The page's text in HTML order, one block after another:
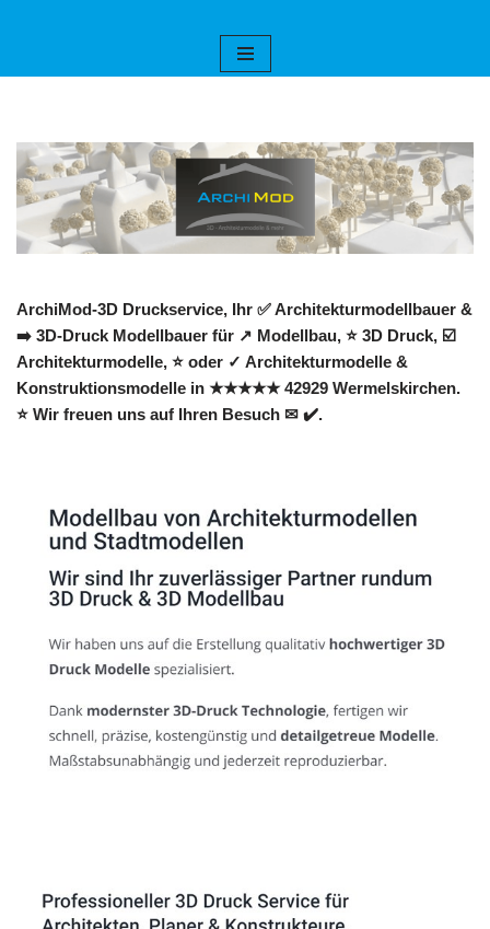
ArchiMod-3D Druckservice, Ihr ✅ Architekturmodellbauer &
➡️ 3D-Druck Modellbauer für ↗️ Modellbau, ⭐ 3D Druck, ☑️
Architekturmodelle, ⭐ oder ✓ Architekturmodelle &
Konstruktionsmodelle in ★★★★★ 42929 Wermelskirchen.
⭐ Wir freuen uns auf Ihren Besuch ✉ ✔️.